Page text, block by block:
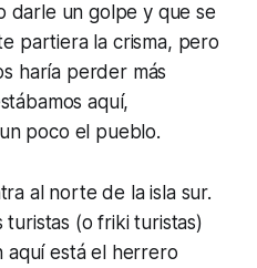
darle un golpe y que se
partiera la crisma, pero
haría perder más
aquí,
poco el pueblo.
al norte de la isla sur.
turistas (o friki turistas)
aquí está el herrero